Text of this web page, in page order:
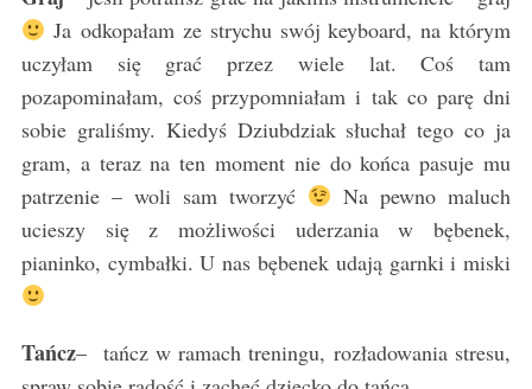
Ja odkopałam ze strychu swój keyboard, na którym
uczyłam się grać przez wiele lat. Coś tam
pozapominałam, coś przypomniałam i tak co parę dni
sobie graliśmy. Kiedyś Dziubdziak słuchał tego co ja
gram, a teraz na ten moment nie do końca pasuje mu
patrzenie – woli sam tworzyć
Na pewno maluch
ucieszy się z możliwości uderzania w bębenek,
pianinko, cymbałki. U nas bębenek udają garnki i miski
Tańcz– tańcz w ramach treningu, rozładowania stresu,